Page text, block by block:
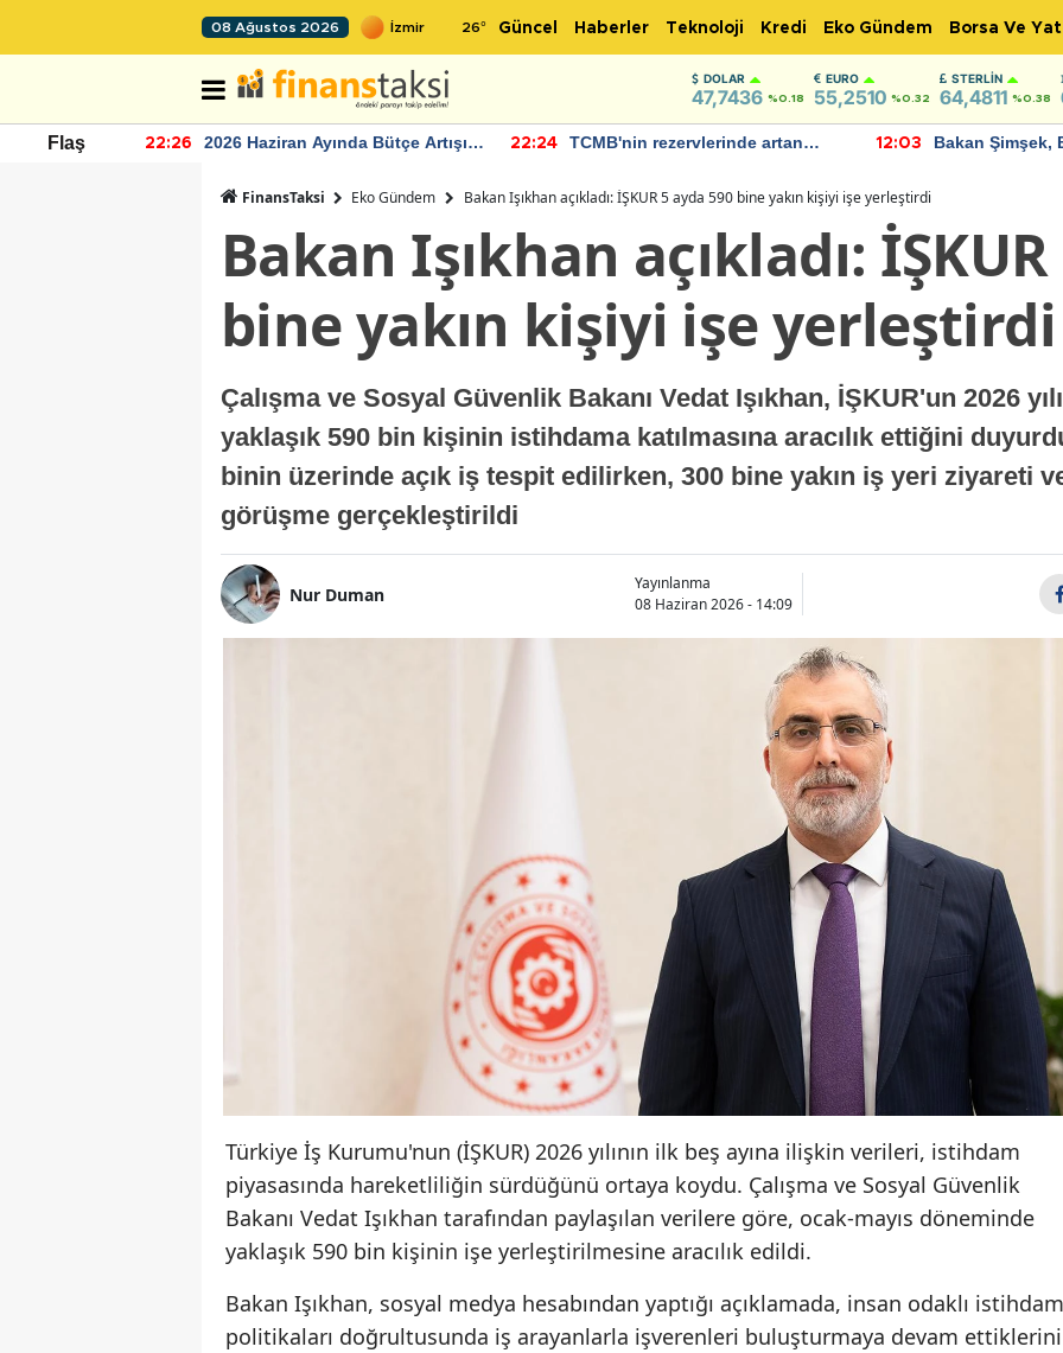
08 Ağustos 2026 26° Güncel Haberler Teknoloji Kredi Eko Gündem Borsa Ve
DOLAR
47,7436 %0.18
EURO
55,2510 %0.32
STERLIN
64,4811 %0.38
Flaş 22:26
2026 Haziran Ayında Bütçe Artışı
22:24
TCMB'nin rezervlerinde artan
12:03
Bakan Şimşek,
FinansTaksi Eko Gündem Bakan Işıkhan açıkladı: İŞKUR 5 ayda 590 bine yakın kişiyi işe yerleştirdi
Bakan Işıkhan açıkladı:
bine yakın kişiyi işe yerleştirdi
Çalışma ve Sosyal Güvenlik Bakanı Vedat Işıkhan, İŞKUR'un 2026
yaklaşık 590 bin kişinin istihdama katılmasına aracılık ettiğini
binin üzerinde açık iş tespit edilirken, 300 bine yakın iş yeri ziyareti
görüşme gerçekleştirildi
Nur Duman
Yayınlanma
08 Haziran 2026 - 14:09
Türkiye İş Kurumu'nun (İŞKUR) 2026 yılının ilk beş ayına ilişkin verileri, istihdam
piyasasında hareketliliğin sürdüğünü ortaya koydu. Çalışma ve Sosyal Güvenlik
Bakanı Vedat Işıkhan tarafından paylaşılan verilere göre, ocak-mayıs döneminde
yaklaşık 590 bin kişinin işe yerleştirilmesine aracılık edildi.
Bakan Işıkhan, sosyal medya hesabından yaptığı açıklamada, insan odaklı istihdam
politikaları doğrultusunda iş arayanlarla işverenleri buluşturmaya devam ettiklerini